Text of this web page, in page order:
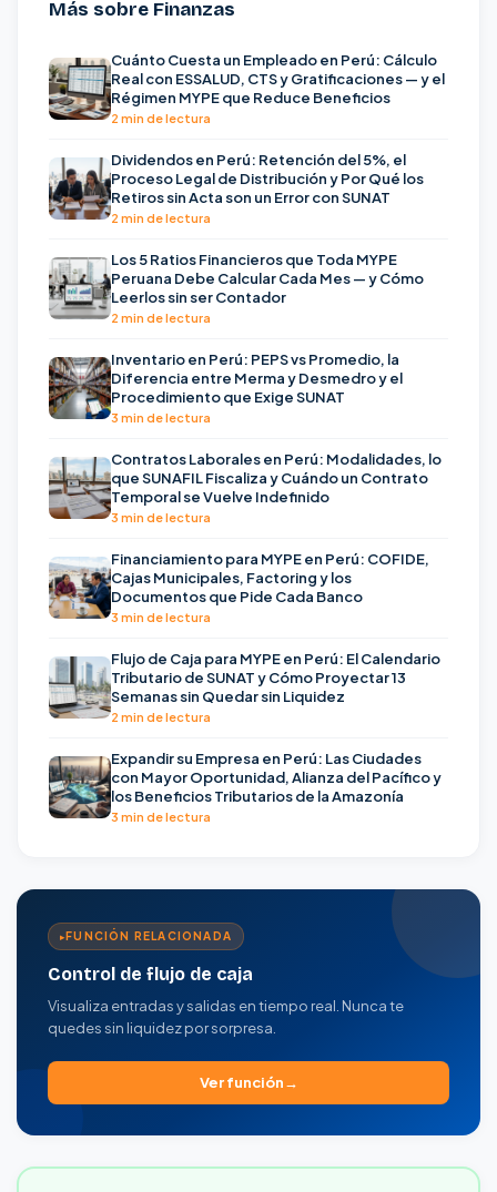
Más sobre Finanzas
Cuánto Cuesta un Empleado en Perú: Cálculo
Real con ESSALUD, CTS y Gratificaciones — y el
Régimen MYPE que Reduce Beneficios
2 min de lectura
Dividendos en Perú: Retención del 5%, el
Proceso Legal de Distribución y Por Qué los
Retiros sin Acta son un Error con SUNAT
2 min de lectura
Los 5 Ratios Financieros que Toda MYPE
Peruana Debe Calcular Cada Mes — y Cómo
Leerlos sin ser Contador
2 min de lectura
Inventario en Perú: PEPS vs Promedio, la
Diferencia entre Merma y Desmedro y el
Procedimiento que Exige SUNAT
3 min de lectura
Contratos Laborales en Perú: Modalidades, lo
que SUNAFIL Fiscaliza y Cuándo un Contrato
Temporal se Vuelve Indefinido
3 min de lectura
Financiamiento para MYPE en Perú: COFIDE,
Cajas Municipales, Factoring y los
Documentos que Pide Cada Banco
3 min de lectura
Flujo de Caja para MYPE en Perú: El Calendario
Tributario de SUNAT y Cómo Proyectar 13
Semanas sin Quedar sin Liquidez
2 min de lectura
Expandir su Empresa en Perú: Las Ciudades
con Mayor Oportunidad, Alianza del Pacífico y
los Beneficios Tributarios de la Amazonía
3 min de lectura
FUNCIÓN RELACIONADA
Control de flujo de caja
Visualiza entradas y salidas en tiempo real. Nunca te
quedes sin liquidez por sorpresa.
Ver función